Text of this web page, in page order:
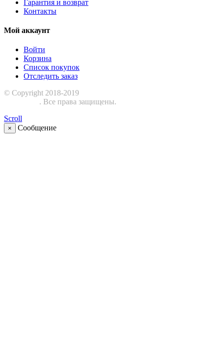
Гарантия и возврат
Контакты
Мой аккаунт
Войти
Корзина
Список покупок
Отследить заказ
© Copyright 2018-2019
. Все права защищены.
Scroll
× Сообщение